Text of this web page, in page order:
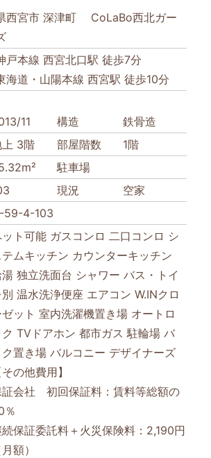
西宮市 深津町 CoLaBo西北ガー
戸本線 西宮北口駅 徒歩7分
海道・山陽本線 西宮駅 徒歩10分
11 構造
鉄骨造
上 3階 部屋階数
1階
駐車場
現況
空家
59-4-103
ト可能 ガスコンロ 二口コンロ シ
テムキッチン カウンターキッチン
独立洗面台 シャワー バス・トイ
別 温水洗浄便座 エアコン W.INクロ
ット 室内洗濯機置き場 オートロ
TVドアホン 都市ガス 駐輪場 バ
ク置き場 バルコニー デザイナーズ
その他費用】
証会社 初回保証料：賃料等総額の
％
保証委託料＋火災保険料：2,190円
月額）